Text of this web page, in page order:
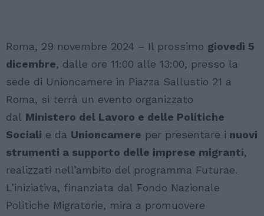
Roma, 29 novembre 2024 – Il prossimo giovedì 5
dicembre, dalle ore 11:00 alle 13:00, presso la
sede di Unioncamere in Piazza Sallustio 21 a
Roma, si terrà un evento organizzato
dal Ministero del Lavoro e delle Politiche
Sociali e da Unioncamere per presentare i nuovi
strumenti a supporto delle imprese migranti,
realizzati nell’ambito del programma Futurae.
L’iniziativa, finanziata dal Fondo Nazionale
Politiche Migratorie, mira a promuovere